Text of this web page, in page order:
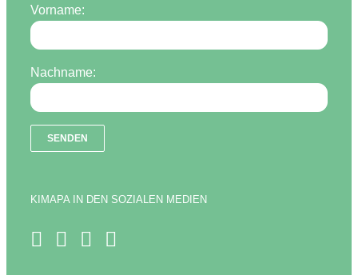
Vorname:
Nachname:
KIMAPA IN DEN SOZIALEN MEDIEN